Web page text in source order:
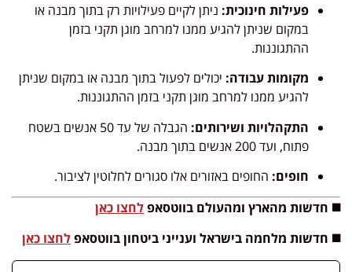
פעילות חינוכית: ניתן לקיים פעילויות רק בתוך מבנה או
במקום שניתן להגיע ממנו למרחב מוגן תקני בזמן
ההתגוננות.
מקומות עבודה: יכולים לפעול בתוך מבנה או במקום שניתן
להגיע ממנו למרחב מוגן תקני בזמן ההתגוננות.
התקהלויות ושירותים:
הגבלה של עד 50 אנשים בשטח
פתוח, ועד 200 אנשים בתוך מבנה.
חופים: החופים באזורים אלו סגורים לחלוטין לציבור.
◼️ חדשות מהארץ ומהעולם בווטסאפלחצו כאן
◼️ חדשות מלחמה בישראל וענייני ביטחון בווטסאפלחצו כאן